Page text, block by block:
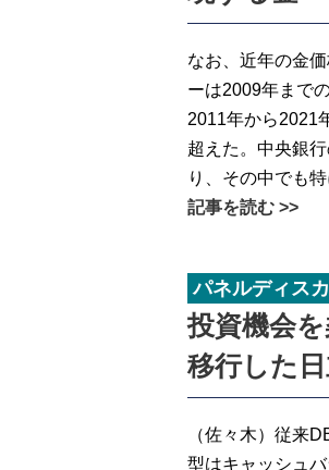
なお、近年の金
ーは2009年まで
2011年から2021
超えた。中央銀
り、その中でも
記事を読む >>
パネルディス
投資機会
移行した
（佐々木）従来
型はキャッシュ